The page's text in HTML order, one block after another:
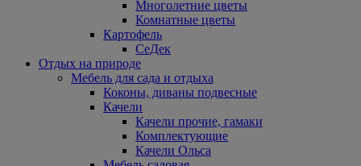
Многолетние цветы
Комнатные цветы
Картофель
СеДек
Отдых на природе
Мебель для сада и отдыха
Коконы, диваны подвесные
Качели
Качели прочие, гамаки
Комплектующие
Качели Ольса